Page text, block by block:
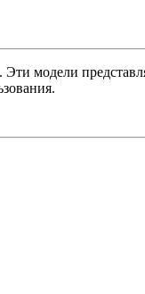
модели